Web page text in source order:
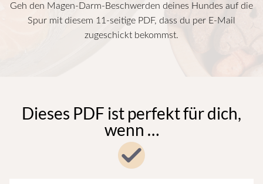
Geh den Magen-Darm-Beschwerden deines Hundes auf die
Spur mit diesem 11-seitige PDF, dass du per E-Mail
zugeschickt bekommst.
Dieses PDF ist perfekt für dich,
wenn …